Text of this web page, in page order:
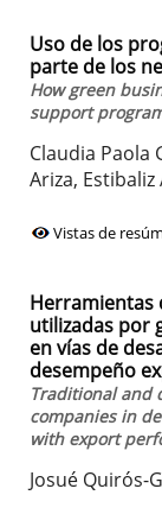
Uso de los
parte de los
How green
support
Claudia Paola
Ariza,
Vistas de
Herramientas
utilizadas por
en vías de
desempeño
Traditional and
companies in
with export
Josué Quirós-